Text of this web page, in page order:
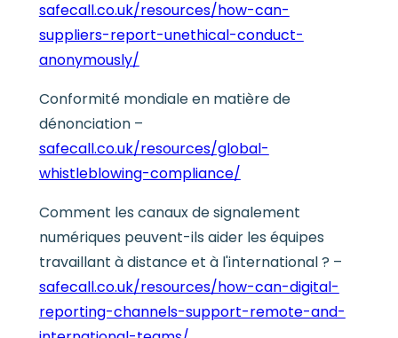
safecall.co.uk/resources/how-can-
suppliers-report-unethical-conduct-
anonymously/
Conformité mondiale en matière de
dénonciation –
safecall.co.uk/resources/global-
whistleblowing-compliance/
Comment les canaux de signalement
numériques peuvent-ils aider les équipes
travaillant à distance et à l'international ? –
safecall.co.uk/resources/how-can-digital-
reporting-channels-support-remote-and-